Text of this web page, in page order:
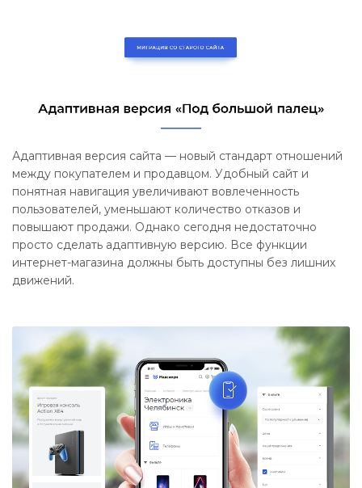
Адаптивная версия сайта — новый стандарт отношений
между покупателем и продавцом. Удобный сайт и
понятная навигация увеличивают вовлеченность
пользователей, уменьшают количество отказов и
повышают продажи. Однако сегодня недостаточно
просто сделать адаптивную версию. Все функции
интернет-магазина должны быть доступны без лишних
движений.